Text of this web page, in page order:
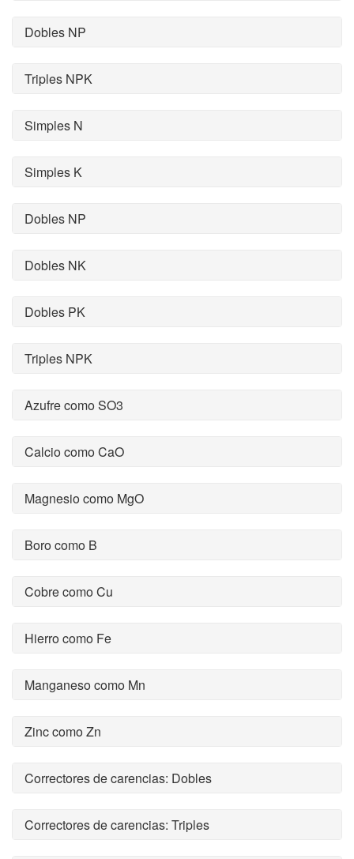
Dobles NP
Triples NPK
Simples N
Simples K
Dobles NP
Dobles NK
Dobles PK
Triples NPK
Azufre como SO3
Calcio como CaO
Magnesio como MgO
Boro como B
Cobre como Cu
Hierro como Fe
Manganeso como Mn
Zinc como Zn
Correctores de carencias: Dobles
Correctores de carencias: Triples